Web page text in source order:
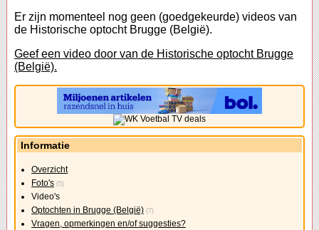
Er zijn momenteel nog geen (goedgekeurde) videos van
de Historische optocht Brugge (België).
Geef een video door van de Historische optocht Brugge
(België).
Informatie
Overzicht
Foto's (5)
Video's
Optochten in Brugge (België) (7)
Vragen, opmerkingen en/of suggesties?